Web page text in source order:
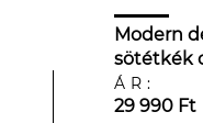
Modern
sötétkék
ÁR:
29 990 Ft